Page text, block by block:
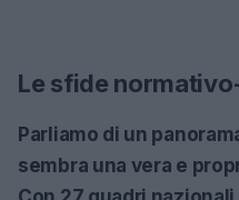
Le sfide
Parliamo di un
sembra una vera e